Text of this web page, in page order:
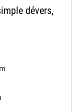
dévers,